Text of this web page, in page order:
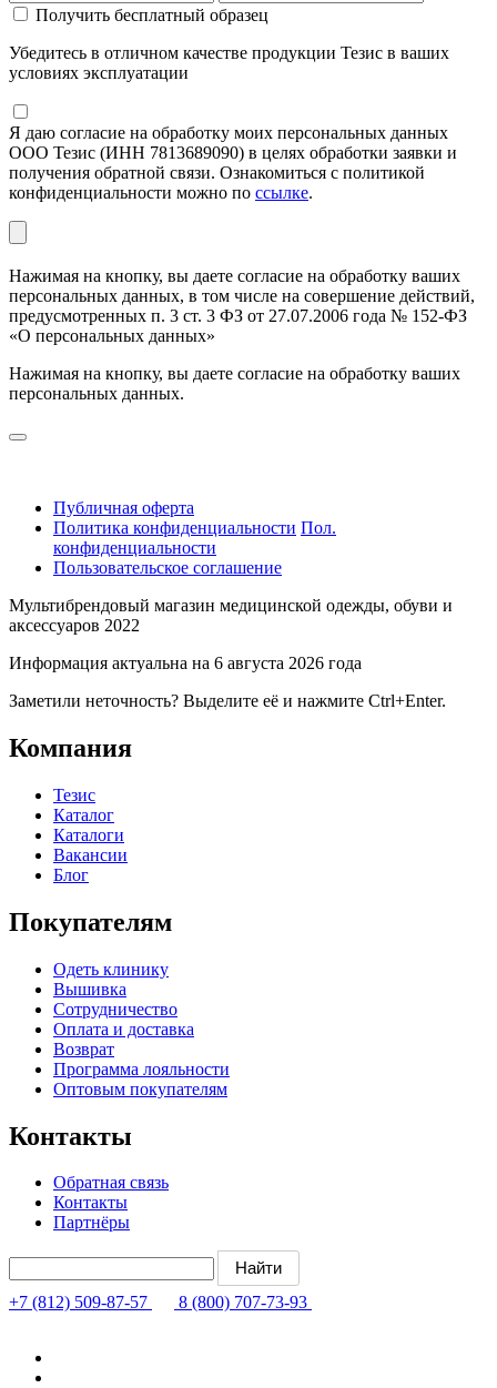
Получить бесплатный образец
Убедитесь в отличном качестве продукции Тезис в ваших
условиях эксплуатации
Я даю согласие на обработку моих персональных данных
ООО Тезис (ИНН 7813689090) в целях обработки заявки и
получения обратной связи. Ознакомиться с политикой
конфиденциальности можно по ссылке.
Нажимая на кнопку, вы даете согласие на обработку ваших
персональных данных, в том числе на совершение действий,
предусмотренных п. 3 ст. 3 ФЗ от 27.07.2006 года № 152-ФЗ
«О персональных данных»
Нажимая на кнопку, вы даете согласие на обработку ваших
персональных данных.
Публичная оферта
Политика конфиденциальности Пол.
конфиденциальности
Пользовательское соглашение
Мультибрендовый магазин медицинской одежды, обуви и
аксессуаров 2022
Информация актуальна на 6 августа 2026 года
Заметили неточность? Выделите её и нажмите Ctrl+Enter.
Компания
Тезис
Каталог
Каталоги
Вакансии
Блог
Покупателям
Одеть клинику
Вышивка
Сотрудничество
Оплата и доставка
Возврат
Программа лояльности
Оптовым покупателям
Контакты
Обратная связь
Контакты
Партнёры
+7 (812) 509-87-57 8 (800) 707-73-93